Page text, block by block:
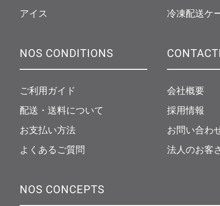
アイス
冷凍配送ケ
NOS CONDITIONS
ご利用ガイド
配送・送料について
お支払い方法
よくあるご質問
会社概要
採用情報
お問い合わ
法人のお客
NOS CONCEPTS